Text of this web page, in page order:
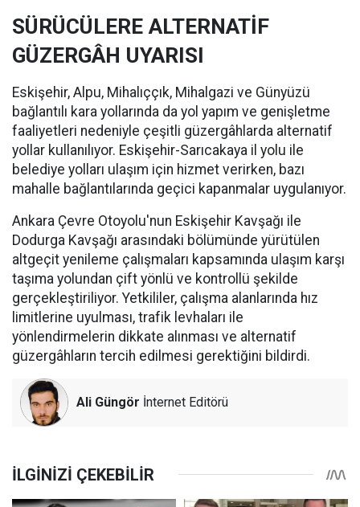
SÜRÜCÜLERE ALTERNATİF
GÜZERGÂH UYARISI
Eskişehir, Alpu, Mihalıççık, Mihalgazi ve Günyüzü
bağlantılı kara yollarında da yol yapım ve genişletme
faaliyetleri nedeniyle çeşitli güzergâhlarda alternatif
yollar kullanılıyor. Eskişehir-Sarıcakaya il yolu ile
belediye yolları ulaşım için hizmet verirken, bazı
mahalle bağlantılarında geçici kapanmalar uygulanıyor.
Ankara Çevre Otoyolu'nun Eskişehir Kavşağı ile
Dodurga Kavşağı arasındaki bölümünde yürütülen
altgeçit yenileme çalışmaları kapsamında ulaşım karşı
taşıma yolundan çift yönlü ve kontrollü şekilde
gerçekleştiriliyor. Yetkililer, çalışma alanlarında hız
limitlerine uyulması, trafik levhaları ile
yönlendirmelerin dikkate alınması ve alternatif
güzergâhların tercih edilmesi gerektiğini bildirdi.
Ali Güngör İnternet Editörü